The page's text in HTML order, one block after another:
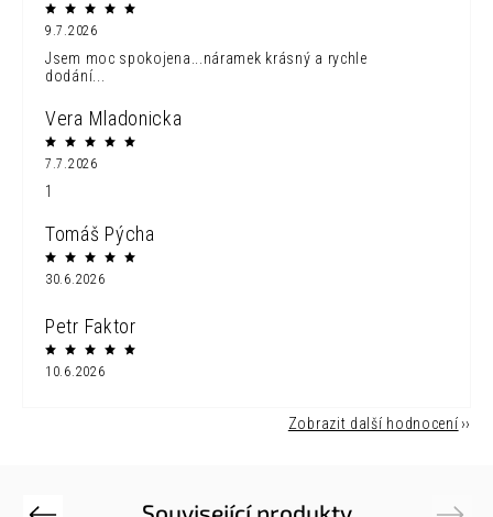
9.7.2026
Jsem moc spokojena...náramek krásný a rychle
dodání...
Vera Mladonicka
7.7.2026
1
Tomáš Pýcha
30.6.2026
Petr Faktor
10.6.2026
Zobrazit další hodnocení